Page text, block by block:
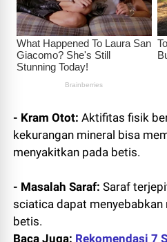
- Kram Otot: Aktifitas fisik
kekurangan mineral bisa
menyakitkan pada betis.
- Masalah Saraf: Saraf
sciatica dapat menyebabkan
betis.
Baca Juga: Rekomendasi 7